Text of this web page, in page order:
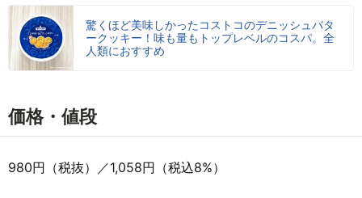
驚くほど美味しかったコストコのデニッシュバタ
ークッキー！味も量もトップレベルのコスパ。全
人類におすすめ
価格・値段
980円（税抜）／1,058円（税込8%）